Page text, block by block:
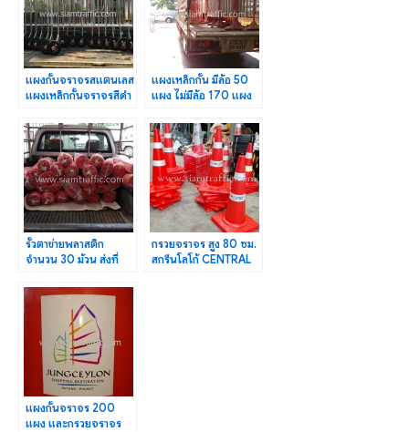
แผงกั้นจราจรสแตนเลส
แผงเหล็กกั้นจราจรสีดำ
แผงเหล็กกั้น มีล้อ 50
แผง ไม่มีล้อ 170 แผง
รั้วตาข่ายพลาสติก
จำนวน 30 ม้วน ส่งที่
พระนครศรีอยุธยา
กรวยจราจร สูง 80 ซม.
สกรีนโลโก้ CENTRAL
แผงกั้นจราจร 200
แผง และกรวยจราจร